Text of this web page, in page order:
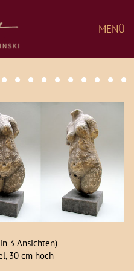
MENÜ
3 Ansichten)
30 cm hoch
• • • • • • • • • •